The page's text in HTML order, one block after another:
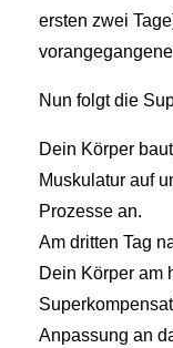
ersten zwei
Nun folgt die
Dein Körper
Muskulatur auf
Prozesse an.
Am dritten Tag
Dein Körper am
Anpassung an